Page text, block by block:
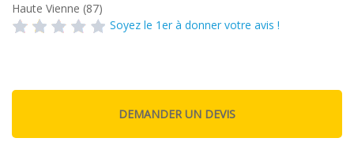
Haute Vienne (87)
Soyez le 1er à donner votre avis !